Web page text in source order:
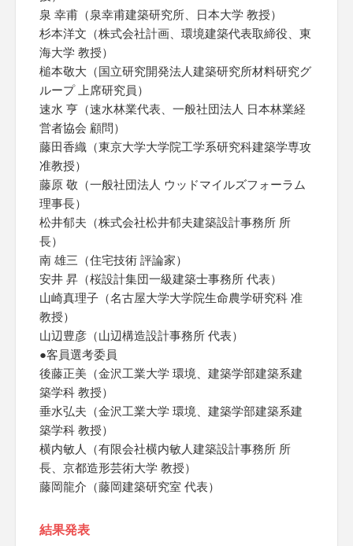
泉 幸甫（泉幸甫建築研究所、日本大学 教授）
杉本洋文（株式会社計画、環境建築代表取締役、東
海大学 教授）
槌本敬大（国立研究開発法人建築研究所材料研究グ
ループ 上席研究員）
速水 亨（速水林業代表、一般社団法人 日本林業経
営者協会 顧問）
藤田香織（東京大学大学院工学系研究科建築学専攻
准教授）
藤原 敬（一般社団法人 ウッドマイルズフォーラム
理事長）
松井郁夫（株式会社松井郁夫建築設計事務所 所
長）
南 雄三（住宅技術 評論家）
安井 昇（桜設計集団一級建築士事務所 代表）
山崎真理子（名古屋大学大学院生命農学研究科 准
教授）
山辺豊彦（山辺構造設計事務所 代表）
●客員選考委員
後藤正美（金沢工業大学 環境、建築学部建築系建
築学科 教授）
垂水弘夫（金沢工業大学 環境、建築学部建築系建
築学科 教授）
横内敏人（有限会社横内敏人建築設計事務所 所
長、京都造形芸術大学 教授）
藤岡龍介（藤岡建築研究室 代表）
結果発表